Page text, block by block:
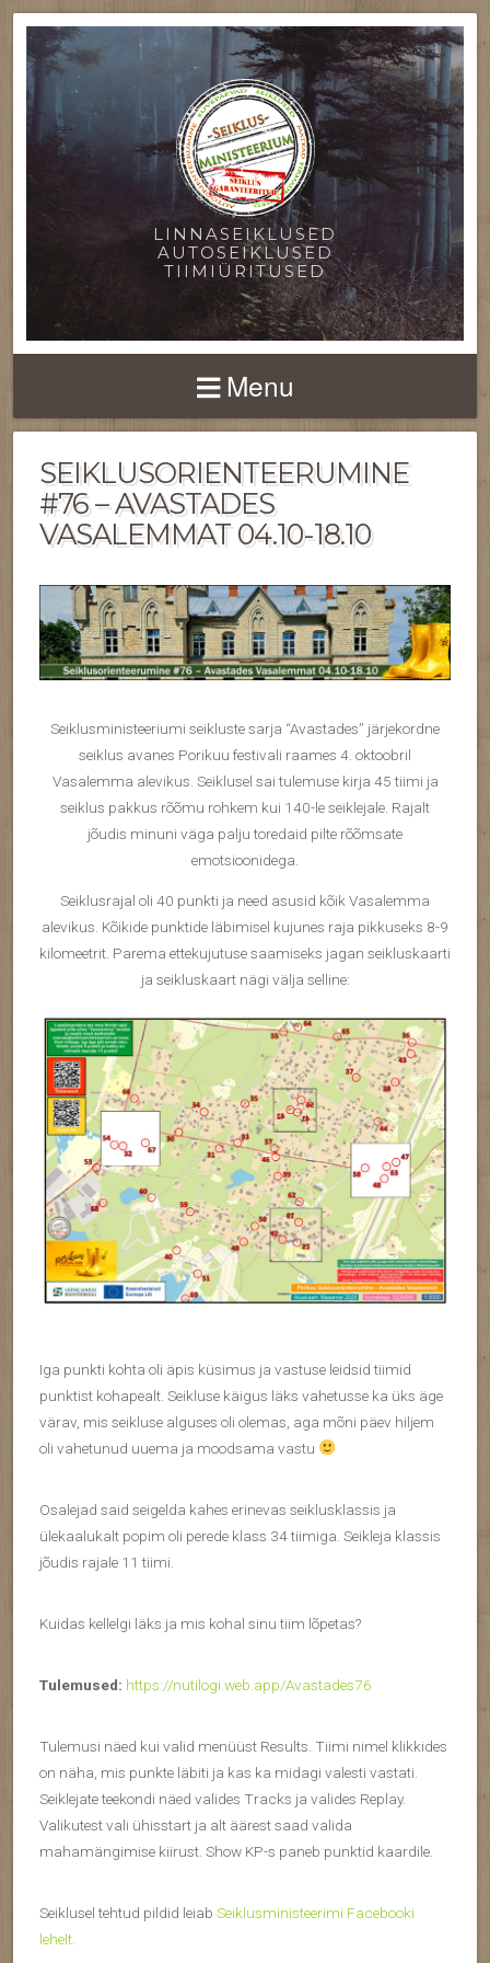
LINNASEIKLUSED
AUTOSEIKLUSED
TIIMIÜRITUSED
Menu
SEIKLUSORIENTEERUMINE
#76 – AVASTADES
VASALEMMAT 04.10-18.10
Seiklusministeeriumi seikluste sarja “Avastades” järjekordne
seiklus avanes Porikuu festivali raames 4. oktoobril
Vasalemma alevikus. Seiklusel sai tulemuse kirja 45 tiimi ja
seiklus pakkus rõõmu rohkem kui 140-le seiklejale. Rajalt
jõudis minuni väga palju toredaid pilte rõõmsate
emotsioonidega.
Seiklusrajal oli 40 punkti ja need asusid kõik Vasalemma
alevikus. Kõikide punktide läbimisel kujunes raja pikkuseks 8-9
kilomeetrit. Parema ettekujutuse saamiseks jagan seikluskaarti
ja seikluskaart nägi välja selline:
Iga punkti kohta oli äpis küsimus ja vastuse leidsid tiimid
punktist kohapealt. Seikluse käigus läks vahetusse ka üks äge
värav, mis seikluse alguses oli olemas, aga mõni päev hiljem
oli vahetunud uuema ja moodsama vastu
Osalejad said seigelda kahes erinevas seiklusklassis ja
ülekaalukalt popim oli perede klass 34 tiimiga. Seikleja klassis
jõudis rajale 11 tiimi.
Kuidas kellelgi läks ja mis kohal sinu tiim lõpetas?
Tulemused: https://nutilogi.web.app/Avastades76
Tulemusi näed kui valid menüüst Results. Tiimi nimel klikkides
on näha, mis punkte läbiti ja kas ka midagi valesti vastati.
Seiklejate teekondi näed valides Tracks ja valides Replay.
Valikutest vali ühisstart ja alt äärest saad valida
mahamängimise kiirust. Show KP-s paneb punktid kaardile.
Seiklusel tehtud pildid leiab Seiklusministeerimi Facebooki
lehelt.